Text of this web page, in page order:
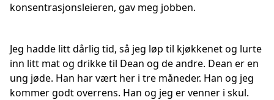
konsentrasjonsleieren, gav meg jobben.
Jeg hadde litt dårlig tid, så jeg løp til kjøkkenet og lurte
inn litt mat og drikke til Dean og de andre. Dean er en
ung jøde. Han har vært her i tre måneder. Han og jeg
kommer godt overrens. Han og jeg er venner i skul.